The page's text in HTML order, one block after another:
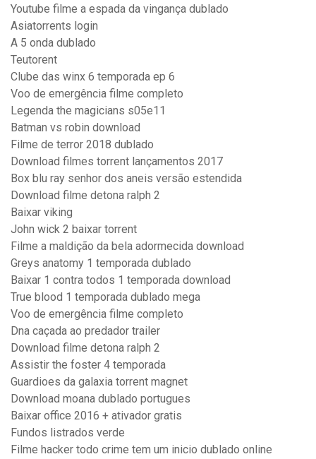
Youtube filme a espada da vingança dublado
Asiatorrents login
A 5 onda dublado
Teutorent
Clube das winx 6 temporada ep 6
Voo de emergência filme completo
Legenda the magicians s05e11
Batman vs robin download
Filme de terror 2018 dublado
Download filmes torrent lançamentos 2017
Box blu ray senhor dos aneis versão estendida
Download filme detona ralph 2
Baixar viking
John wick 2 baixar torrent
Filme a maldição da bela adormecida download
Greys anatomy 1 temporada dublado
Baixar 1 contra todos 1 temporada download
True blood 1 temporada dublado mega
Voo de emergência filme completo
Dna caçada ao predador trailer
Download filme detona ralph 2
Assistir the foster 4 temporada
Guardioes da galaxia torrent magnet
Download moana dublado portugues
Baixar office 2016 + ativador gratis
Fundos listrados verde
Filme hacker todo crime tem um inicio dublado online